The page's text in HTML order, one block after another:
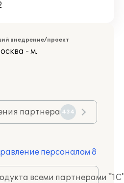
внедрение/проект
- м.
партнера 434
персоналом 8
всеми партнерами